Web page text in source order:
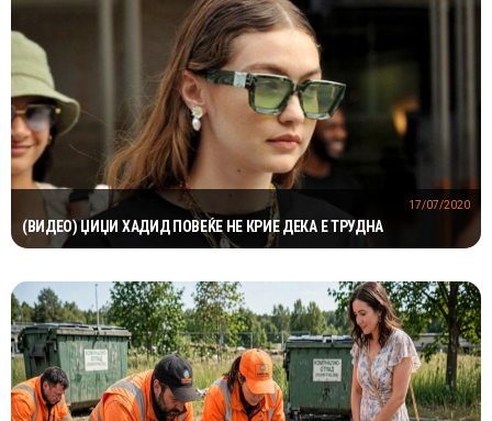
(ВИДЕО) ЏИЏИ ХАДИД ПОВЕЌЕ НЕ КРИЕ ДЕКА Е ТРУДНА
17/07/2020